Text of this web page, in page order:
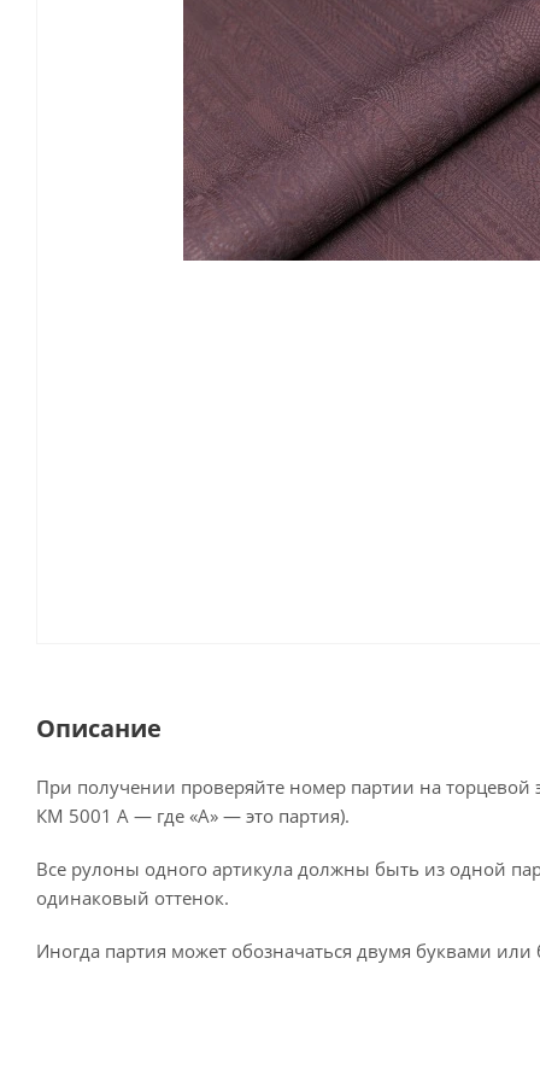
Унитазы и аксессуары
Подвесные зеркала для ванной
Мебель для ванной
Описание
При получении проверяйте номер партии на торцевой
КМ 5001 А — где «А» — это партия).
Все рулоны одного артикула должны быть из одной
одинаковый оттенок.
Иногда партия может обозначаться двумя буквами